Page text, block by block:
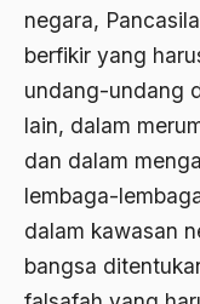
negara,
berfikir yang
undang-undang
lain, dalam
dan dalam
lembaga-
dalam kawasan
bangsa
1996
1995
1994
1993
1992
1990
Aceh
Adagium
Adaptif Islam
Adat dan Syari'at